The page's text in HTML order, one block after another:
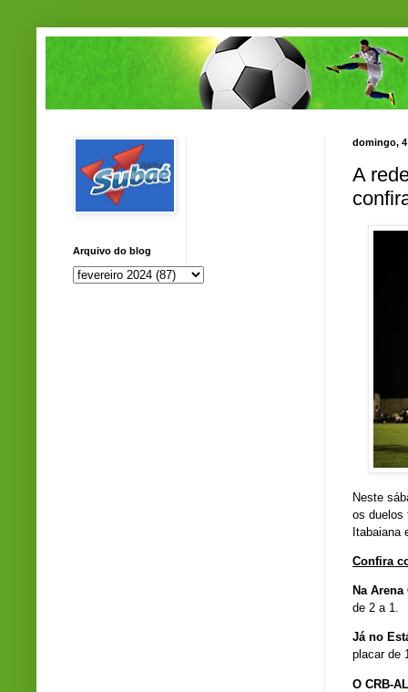
domingo, 4
A
Neste
os duelos
Itabaiana
Confira
Na
de 2 a 1.
Já no
placar de
O CRB-
Arquivo do blog